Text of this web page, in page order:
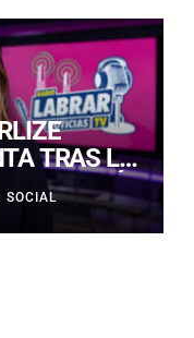
TRAS LA
MATÓ
SOCIAL